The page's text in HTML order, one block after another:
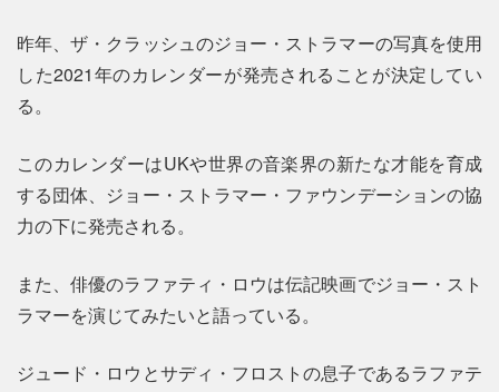
昨年、ザ・クラッシュのジョー・ストラマーの写真を使用
した2021年のカレンダーが発売されることが決定してい
る。
このカレンダーはUKや世界の音楽界の新たな才能を育成
する団体、ジョー・ストラマー・ファウンデーションの協
力の下に発売される。
また、俳優のラファティ・ロウは伝記映画でジョー・スト
ラマーを演じてみたいと語っている。
ジュード・ロウとサディ・フロストの息子であるラファテ